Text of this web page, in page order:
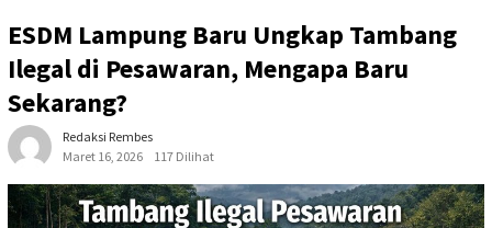
ESDM Lampung Baru Ungkap Tambang
Ilegal di Pesawaran, Mengapa Baru
Sekarang?
Redaksi Rembes
Maret 16, 2026
117 Dilihat